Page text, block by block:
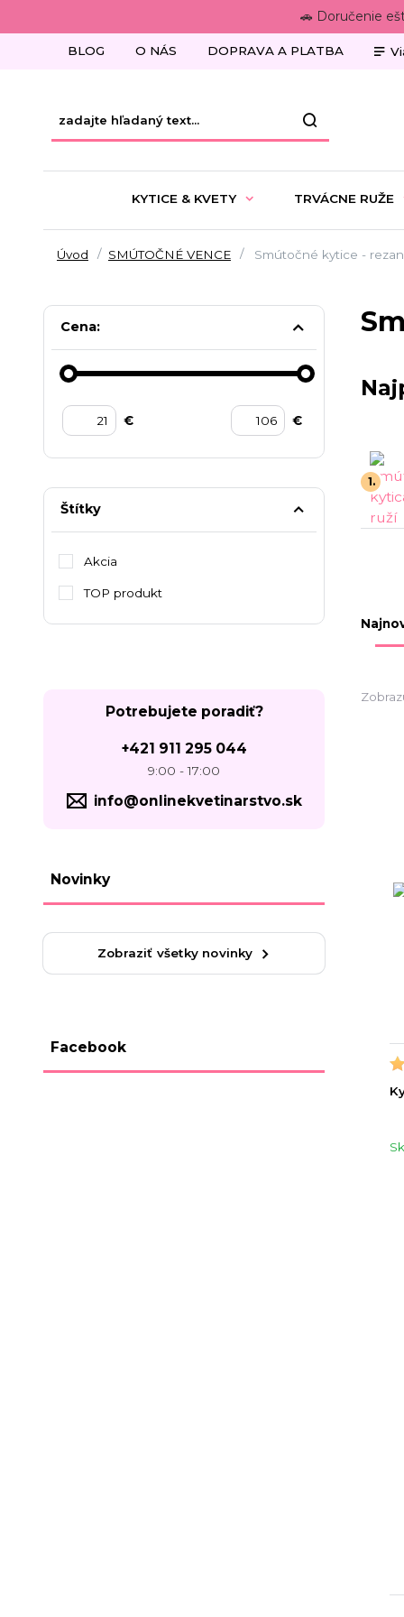
🚗 Doručenie
BLOG O NÁS DOPRAVA A PLATBA
KYTICE & KVETY TRVÁCNE RUŽE
Úvod SMÚTOČNÉ VENCE Smútočné kytice -
1.
Cena:
€ €
Štítky
Akcia
TOP produkt
Potrebujete poradiť?
+421 911 295 044
9:00 - 17:00
info@onlinekvetinarstvo.sk
Novinky
Zobraziť všetky novinky
Facebook